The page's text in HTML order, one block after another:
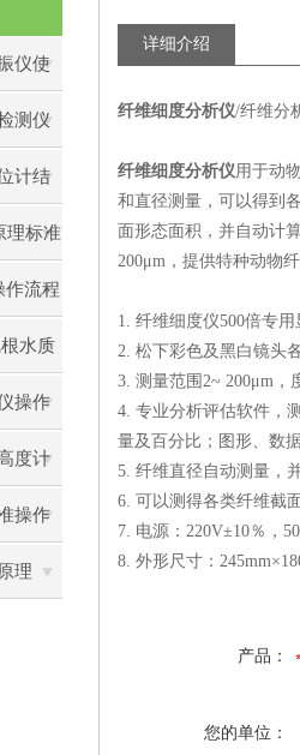
仪使
测仪
步骤
计结
理标准
流程
水质
操作
度计
操作
理
详细介绍
纤维细度分析仪/纤维分
纤维细度分析仪用于动
和直径测量，可以得到
面形态面积，并自动计
200μm，提供特种动物
1. 纤维细度仪500倍专
2. 松下彩色及黑白镜头
3. 测量范围2~ 200μm，
4. 专业分析评估软件，
量及百分比；图形、数
5. 纤维直径自动测量，
6. 可以测得各类纤维截
7. 电源：220V±10％，
8. 外形尺寸：
产品：
您的单位：